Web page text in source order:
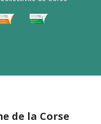
de la Corse